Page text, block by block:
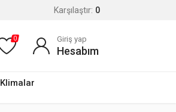
Karşılaştır: 0
Klimalar
0 Giriş yap
Hesabım